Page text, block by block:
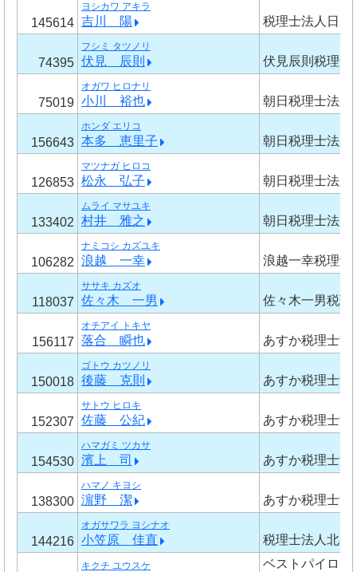
145614
ヨシカワ アキラ
吉川 陽 税理士法人日成
74395
フシミ タツノリ
伏見 辰則 伏見辰則税理士
75019
オガワ ヒロナリ
小川 裕也 朝日税理士法人
156643
ホンダ エリコ
本多 恵里子 朝日税理士法人
126853
マツナガ ヒロコ
松永 弘子 朝日税理士法人
133402
ムライ マサユキ
村井 雅之 朝日税理士法人
106282
ナミコシ カズユキ
浪越 一幸 浪越一幸税理士
118037
ササキ カズオ
佐々木 一男 佐々木一男税理
156117
オチアイ トキヤ
落合 瞬也 あすか税理士
150018
ゴトウ カツノリ
後藤 克則 あすか税理士
152307
サトウ ヒロキ
佐藤 公紀 あすか税理士
154530
ハマガミ ツカサ
濱上 司 あすか税理士
138300
ハマノ キヨシ
濵野 潔 あすか税理士
144216
オガサワラ ヨシナオ
小笠原 佳直 税理士法人北央
キクチ ユウスケ
ベストパイロ